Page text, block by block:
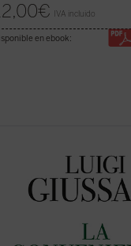
€ IVA incluido
en ebook:
de don Luigi Giussani en los
espirituales de la
Comunión y Liberación
1985 y 1987 y los diálogos
En sus páginas se lanza un ...